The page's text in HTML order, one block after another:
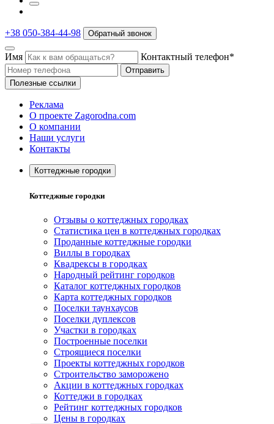
+38 050-384-44-98 Обратный звонок
Имя Контактный телефон*
Отправить
Полезные ссылки
Реклама
О проекте Zagorodna.com
О компании
Наши услуги
Контакты
Коттеджные городки
Коттеджные городки
Отзывы о коттеджных городках
Статистика цен в коттеджных городках
Проданные коттеджные городки
Виллы в городках
Квадрексы в городках
Народный рейтинг городков
Каталог коттеджных городков
Карта коттеджных городков
Поселки таунхаусов
Поселки дуплексов
Участки в городках
Построенные поселки
Строящиеся поселки
Проекты коттеджных городков
Строительство заморожено
Акции в коттеджных городках
Коттеджи в городках
Рейтинг коттеджных городков
Цены в городках